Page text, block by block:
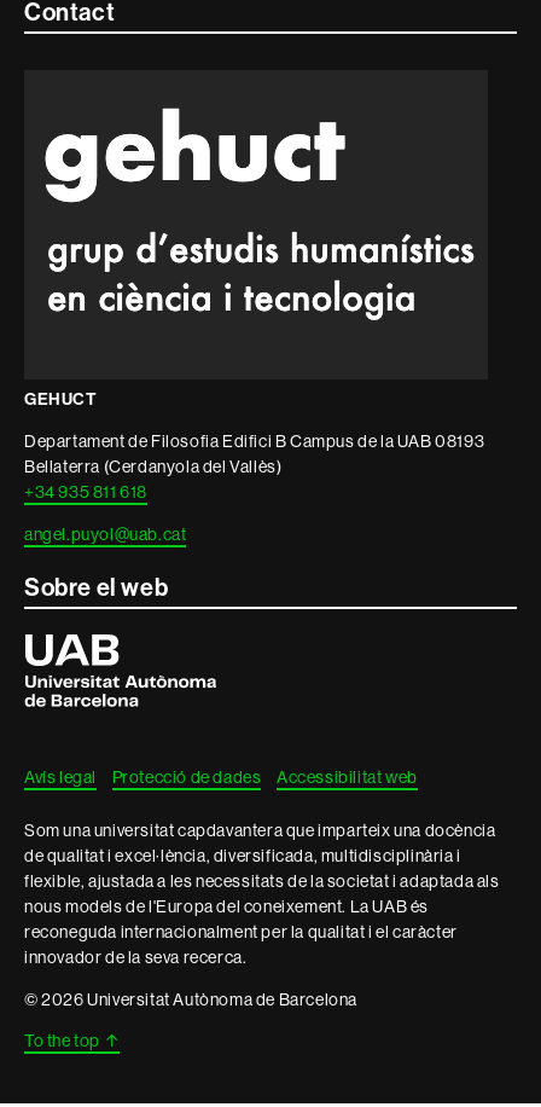
Contacte
informació
legal
Contact
GEHUCT
Departament de Filosofia Edifici B Campus de la UAB 08193
Bellaterra (Cerdanyola del Vallès)
+34 935 811 618
angel.puyol@uab.cat
Sobre el web
Universitat
Autònoma
de
Barcelona
Avís legal Protecció de dades Accessibilitat web
Som una universitat capdavantera que imparteix una docència
de qualitat i excel·lència, diversificada, multidisciplinària i
flexible, ajustada a les necessitats de la societat i adaptada als
nous models de l'Europa del coneixement. La UAB és
reconeguda internacionalment per la qualitat i el caràcter
innovador de la seva recerca.
© 2026 Universitat Autònoma de Barcelona
To the top ↑